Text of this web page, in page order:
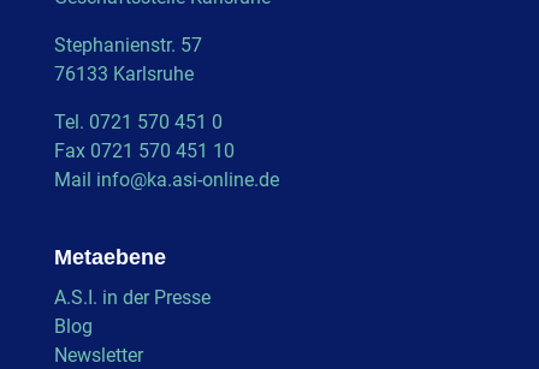
Stephanienstr. 57
76133 Karlsruhe
Tel. 0721 570 451 0
Fax 0721 570 451 10
Mail info@ka.asi-online.de
Metaebene
A.S.I. in der Presse
Blog
Newsletter